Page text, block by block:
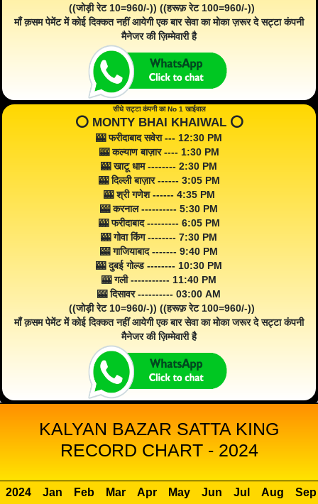
((जोड़ी रेट 10=960/-)) ((हरूफ़ रेट 100=960/-))
माँ क़सम पेमेंट में कोई दिक्कत नहीं आयेगी एक बार सेवा का मोका ज़रूर दे सट्टा कंपनी
मैनेजर की ज़िम्मेवारी है
सीधे सट्टा कंपनी का No 1 खाईवाल
⭕️ MONTY BHAI KHAIWAL ⭕️
🎰 फरीदाबाद सवेरा --- 12:30 PM
🎰 कल्याण बाज़ार ---- 1:30 PM
🎰 खाटू धाम -------- 2:30 PM
🎰 दिल्ली बाज़ार ------ 3:05 PM
🎰 श्री गणेश ------ 4:35 PM
🎰 करनाल ---------- 5:30 PM
🎰 फरीदाबाद --------- 6:05 PM
🎰 गोवा किंग -------- 7:30 PM
🎰 गाजियाबाद ------- 9:40 PM
🎰 दुबई गोल्ड -------- 10:30 PM
🎰 गली ----------- 11:40 PM
🎰 दिसावर ---------- 03:00 AM
((जोड़ी रेट 10=960/-)) ((हरूफ़ रेट 100=960/-))
माँ क़सम पेमेंट में कोई दिक्कत नहीं आयेगी एक बार सेवा का मोका जरूर दे सट्टा कंपनी
मैनेजर की ज़िम्मेवारी है
KALYAN BAZAR SATTA KING
RECORD CHART - 2024
2024 Jan Feb Mar Apr May Jun Jul Aug
Sep